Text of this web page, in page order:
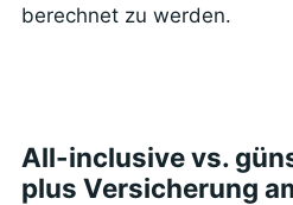
berechnet zu werden.
All-inclusive vs.
plus Versicherung